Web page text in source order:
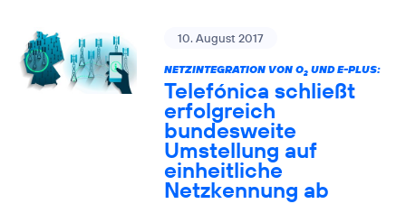
10. August 2017
NETZINTEGRATION VON O2UND E-PLUS:
Telefónica schließt
erfolgreich
bundesweite
Umstellung auf
einheitliche
Netzkennung ab